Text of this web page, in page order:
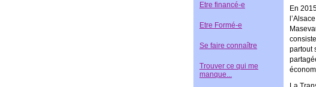
En
partout
Etre financé-e
Etre Formé-e
Se faire connaître
Trouver ce qui me
manque...